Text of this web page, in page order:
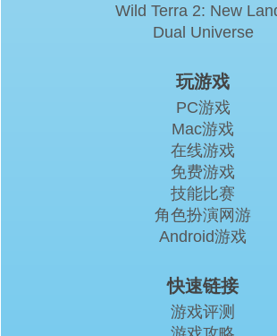
Wild Terra 2: New
Dual Universe
玩游戏
PC游戏
Mac游戏
在线游戏
免费游戏
技能比赛
角色扮演网游
Android游戏
快速链接
游戏评测